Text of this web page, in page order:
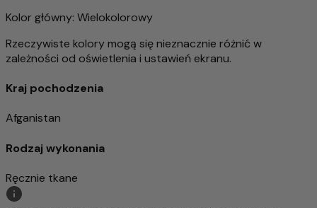
Kolor główny: Wielokolorowy
Rzeczywiste kolory mogą się nieznacznie różnić w
zależności od oświetlenia i ustawień ekranu.
Kraj pochodzenia
Afganistan
Rodzaj wykonania
Ręcznie tkane